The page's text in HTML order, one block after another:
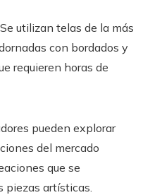
Se utilizan telas de la más
con bordados y
requieren horas de
pueden explorar
del mercado
que se
artísticas.